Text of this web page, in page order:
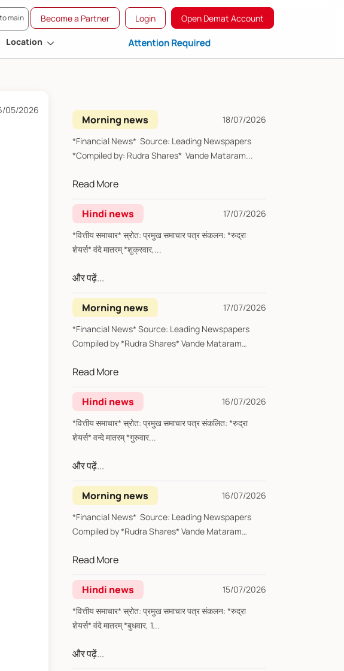
main Become a Partner Login Open Demat Account
Location
05/2026
Morning news
18/07/2026
*Financial News* Source: Leading Newspapers
*Compiled by: Rudra Shares* Vande Mataram...
Read More
Hindi news
17/07/2026
*वित्तीय समाचार* स्रोत: प्रमुख समाचार पत्र संकलन: *रुद्रा
शेयर्स* वंदे मातरम् *शुक्रवार,...
और पढ़ें...
Morning news
17/07/2026
*Financial News* Source: Leading Newspapers
Compiled by *Rudra Shares* Vande Mataram
Read More
Hindi news
16/07/2026
*वित्तीय समाचार* स्रोत: प्रमुख समाचार पत्र संकलित: *रुद्रा
शेयर्स* वन्दे मातरम् *गुरुवार...
और पढ़ें...
Morning news
16/07/2026
*Financial News* Source: Leading Newspapers
Compiled by *Rudra Shares* Vande Mataram
Read More
Hindi news
15/07/2026
*वित्तीय समाचार* स्रोत: प्रमुख समाचार पत्र संकलन: *रुद्रा
शेयर्स* वंदे मातरम् *बुधवार, 1...
और पढ़ें...